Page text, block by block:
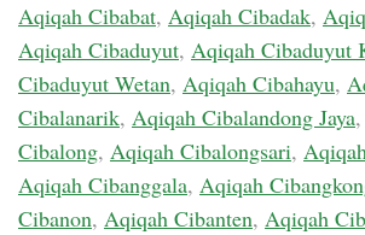
Aqiqah Cibabat, Aqiqah Cibadak,
Aqiqah Cibaduyut, Aqiqah Cibaduyut
Cibaduyut Wetan, Aqiqah Cibahayu,
Cibalanarik, Aqiqah Cibalandong Jaya,
Cibalong, Aqiqah Cibalongsari,
Aqiqah Cibanggala, Aqiqah
Cibanon, Aqiqah Cibanten, Aqiqah